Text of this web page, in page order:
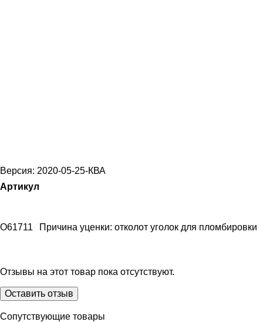
Версия: 2020-05-25-КВА
Артикул
O61711 Причина уценки: отколот уголок для пломбировки
Отзывы на этот товар пока отсутствуют.
Оставить отзыв
Сопутствующие товары